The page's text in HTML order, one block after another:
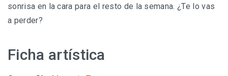
sonrisa en la cara para el resto de la semana. ¿Te lo vas
a perder?
Ficha artística